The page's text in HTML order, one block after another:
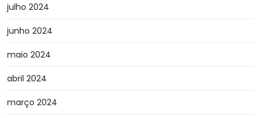
julho 2024
junho 2024
maio 2024
abril 2024
março 2024